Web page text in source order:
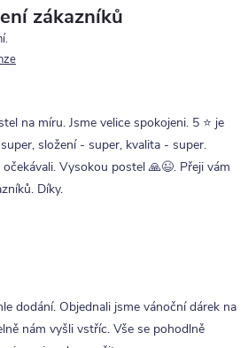
zákazníků
na míru. Jsme velice spokojeni. 5 ⭐ je
složení - super, kvalita - super.
Vysokou postel 🙏😉. Přeji vám
Díky.
dodání. Objednali jsme vánoční dárek na
nám vyšli vstříc. Vše se pohodlně